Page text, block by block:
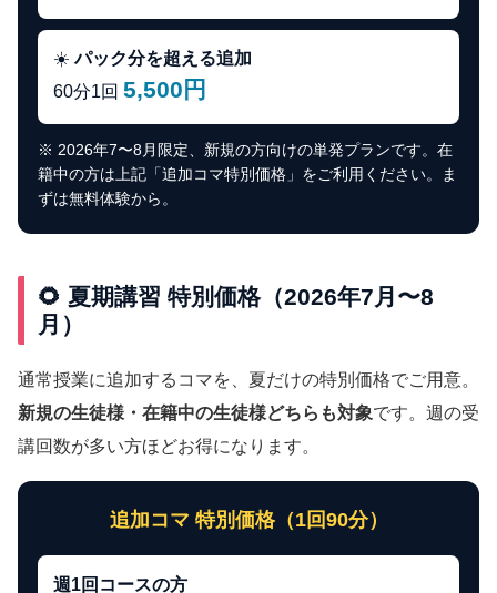
☀️パック分を超える追加
60分1回 5,500円
※ 2026年7〜8月限定、新規の方向けの単発プランです。在
籍中の方は上記「追加コマ特別価格」をご利用ください。ま
ずは無料体験から。
🌻 夏期講習 特別価格（2026年7月〜8
月）
通常授業に追加するコマを、夏だけの特別価格でご用意。
新規の生徒様・在籍中の生徒様どちらも対象です。週の受
講回数が多い方ほどお得になります。
追加コマ 特別価格（1回90分）
週1回コースの方